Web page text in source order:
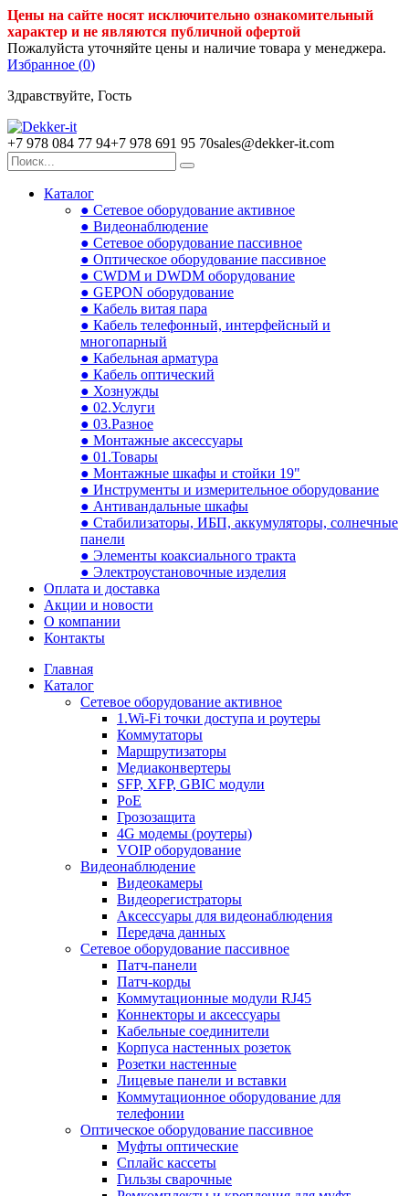
Цены на сайте носят исключительно ознакомительный
характер и не являются публичной офертой
Пожалуйста уточняйте цены и наличие товара у менеджера.
Избранное (0)
Здравствуйте, Гость
+7 978 084 77 94+7 978 691 95 70sales@dekker-it.com
Каталог
● Сетевое оборудование активное
● Видеонаблюдение
● Сетевое оборудование пассивное
● Оптическое оборудование пассивное
● CWDM и DWDM оборудование
● GEPON оборудование
● Кабель витая пара
● Кабель телефонный, интерфейсный и
многопарный
● Кабельная арматура
● Кабель оптический
● Хознужды
● 02.Услуги
● 03.Разное
● Монтажные аксессуары
● 01.Товары
● Монтажные шкафы и стойки 19"
● Инструменты и измерительное оборудование
● Антивандальные шкафы
● Стабилизаторы, ИБП, аккумуляторы, солнечные
панели
● Элементы коаксиального тракта
● Электроустановочные изделия
Оплата и доставка
Акции и новости
О компании
Контакты
Главная
Каталог
Сетевое оборудование активное
1.Wi-Fi точки доступа и роутеры
Коммутаторы
Маршрутизаторы
Медиаконвертеры
SFP, XFP, GBIC модули
PoE
Грозозащита
4G модемы (роутеры)
VOIP оборудование
Видеонаблюдение
Видеокамеры
Видеорегистраторы
Аксессуары для видеонаблюдения
Передача данных
Сетевое оборудование пассивное
Патч-панели
Патч-корды
Коммутационные модули RJ45
Коннекторы и аксессуары
Кабельные соединители
Корпуса настенных розеток
Розетки настенные
Лицевые панели и вставки
Коммутационное оборудование для
телефонии
Оптическое оборудование пассивное
Муфты оптические
Сплайс кассеты
Гильзы сварочные